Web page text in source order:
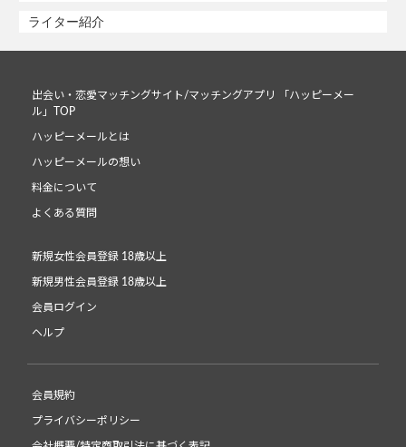
ライター紹介
出会い・恋愛マッチングサイト/マッチングアプリ 「ハッピーメー
ル」TOP
ハッピーメールとは
ハッピーメールの想い
料金について
よくある質問
新規女性会員登録 18歳以上
新規男性会員登録 18歳以上
会員ログイン
ヘルプ
会員規約
プライバシーポリシー